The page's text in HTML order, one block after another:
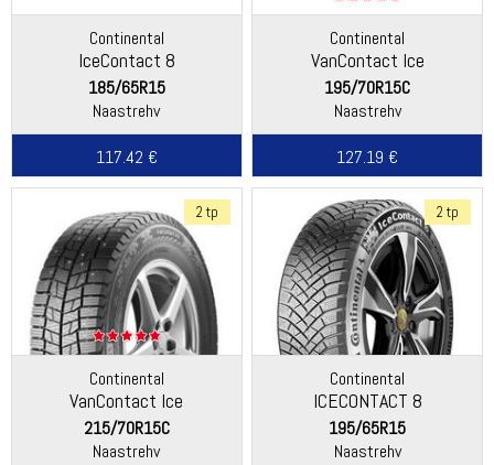
Continental
IceContact 8
185/65R15
Naastrehv
117.42 €
Continental
VanContact Ice
195/70R15C
Naastrehv
127.19 €
2 tp
Continental
VanContact Ice
215/70R15C
Naastrehv
2 tp
Continental
ICECONTACT 8
195/65R15
Naastrehv